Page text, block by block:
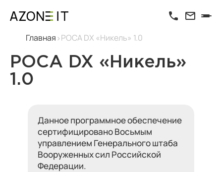
Главная РОСА DX «Никель» 1.0
РОСА DX «Никель»
1.0
Данное программное обеспечение
сертифицировано Восьмым
управлением Генерального штаба
Вооруженных сил Российской
Федерации.